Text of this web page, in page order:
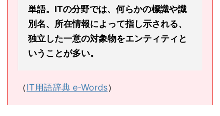
単語。ITの分野では、何らかの標識や識
別名、所在情報によって指し示される、
独立した一意の対象物をエンティティと
いうことが多い。
（IT用語辞典 e-Words）